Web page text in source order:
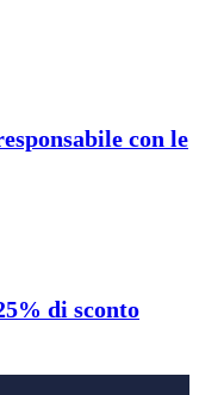
con le
di sconto